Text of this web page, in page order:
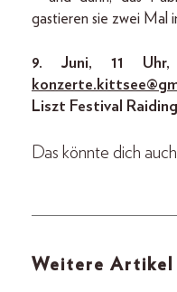
gastieren sie zwei Mal
9. Juni, 11 Uhr,
Liszt Festival
Das könnte dich
Weitere Artikel